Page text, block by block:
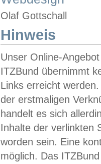
Olaf Gottschall
Hinweis
Unser Online-
ITZBund übernimmt
Links erreicht
der erstmaligen
handelt es sich
Inhalte der verlinkten
worden sein. Eine
möglich. Das